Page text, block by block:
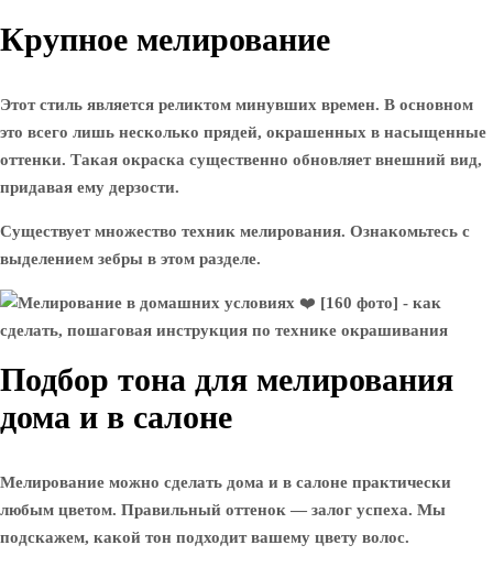
Крупное мелирование
Этот стиль является реликтом минувших времен. В основном
это всего лишь несколько прядей, окрашенных в насыщенные
оттенки. Такая окраска существенно обновляет внешний вид,
придавая ему дерзости.
Существует множество техник мелирования. Ознакомьтесь с
выделением зебры в этом разделе.
Подбор тона для мелирования
дома и в салоне
Мелирование можно сделать дома и в салоне практически
любым цветом. Правильный оттенок — залог успеха. Мы
подскажем, какой тон подходит вашему цвету волос.